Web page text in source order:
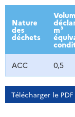
2013
Nature
des
déchets
m³
ACC 0,5
Télécharger le